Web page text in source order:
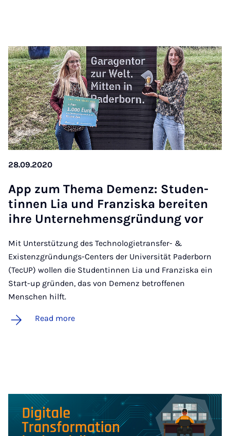
28.09.2020
App zum Thema De­menz: Stu­den­
tinnen Lia und Fran­ziska bereit­en
ihre Un­ternehmens­gründung vor
Mit Unterstützung des Technologietransfer- &
Existenzgründungs-Centers der Universität Paderborn
(TecUP) wollen die Studentinnen Lia und Franziska ein
Start-up gründen, das von Demenz betroffenen
Menschen hilft.
Read more